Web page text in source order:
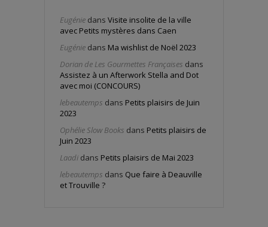
Eugénie dans Visite insolite de la ville
avec Petits mystères dans Caen
Eugénie dans Ma wishlist de Noël 2023
Dorian de Les Gourmettes Françaises dans
Assistez à un Afterwork Stella and Dot
avec moi (CONCOURS)
lebeautemps dans Petits plaisirs de Juin
2023
Ophélie Slow Books dans Petits plaisirs de
Juin 2023
Laadi dans Petits plaisirs de Mai 2023
lebeautemps dans Que faire à Deauville
et Trouville ?